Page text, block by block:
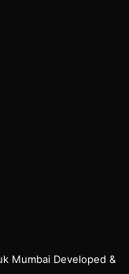
Mumbai Developed &